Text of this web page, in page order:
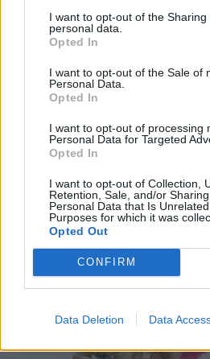
I want to opt-out of the Sharing
personal data.
Opted In
I want to opt-out of the Sale of
Personal Data.
Opted In
I want to opt-out of processing
Personal Data for Targeted
Opted In
I want to opt-out of Collection,
Retention, Sale, and/or
Personal Data that Is
Purposes for which it was
Opted Out
CONFIRM
Data Deletion Data
Joku konkursā decembrī
Piedalies!